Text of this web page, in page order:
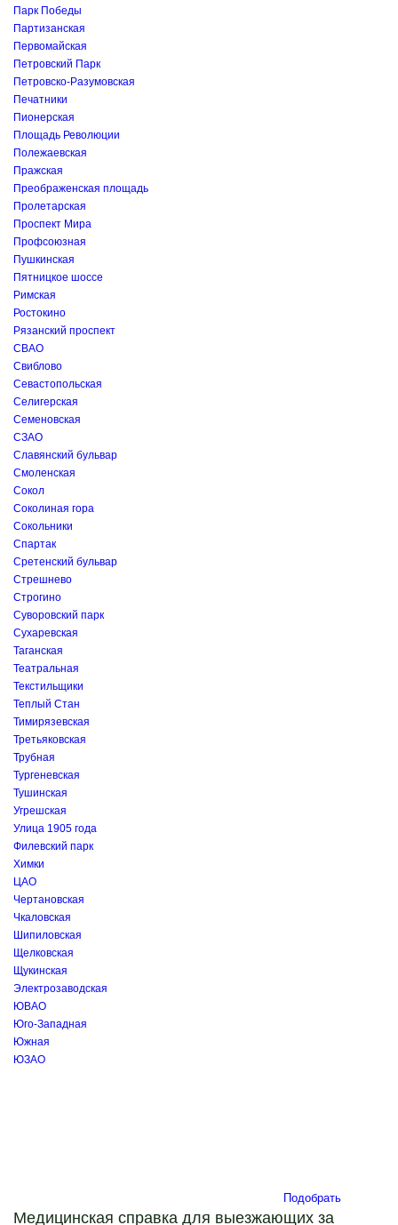
Парк Победы
Партизанская
Первомайская
Петровский Парк
Петровско-Разумовская
Печатники
Пионерская
Площадь Революции
Полежаевская
Пражская
Преображенская площадь
Пролетарская
Проспект Мира
Профсоюзная
Пушкинская
Пятницкое шоссе
Римская
Ростокино
Рязанский проспект
СВАО
Свиблово
Севастопольская
Селигерская
Семеновская
СЗАО
Славянский бульвар
Смоленская
Сокол
Соколиная гора
Сокольники
Спартак
Сретенский бульвар
Стрешнево
Строгино
Суворовский парк
Сухаревская
Таганская
Театральная
Текстильщики
Теплый Стан
Тимирязевская
Третьяковская
Трубная
Тургеневская
Тушинская
Угрешская
Улица 1905 года
Филевский парк
Химки
ЦАО
Чертановская
Чкаловская
Шипиловская
Щелковская
Щукинская
Электрозаводская
ЮВАО
Юго-Западная
Южная
ЮЗАО
Подобрать
Медицинская справка для выезжающих за